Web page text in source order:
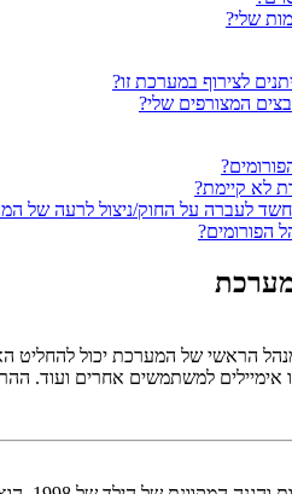
שלי?
לצירוף במערכת זו?
המצורפים שלי?
לא קיימת?
חשד לעברה על החוק/ניצול לרעה של
הפורומים?
הראשי של המערכת יכול להחליט
אימיילים למשתמשים אחרים ועוד.